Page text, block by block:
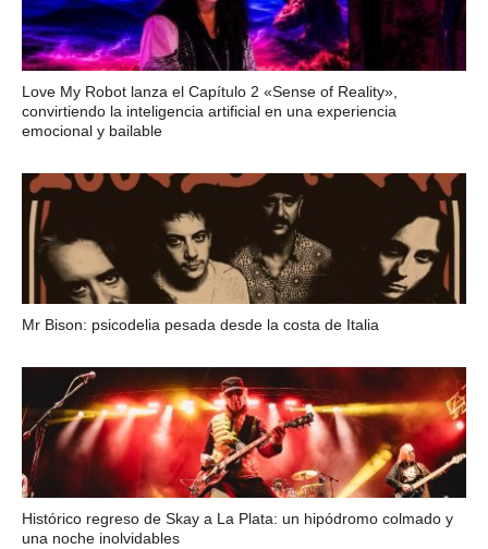
Love My Robot lanza el Capítulo 2 «Sense of Reality»,
convirtiendo la inteligencia artificial en una experiencia
emocional y bailable
Mr Bison: psicodelia pesada desde la costa de Italia
Histórico regreso de Skay a La Plata: un hipódromo colmado y
una noche inolvidables